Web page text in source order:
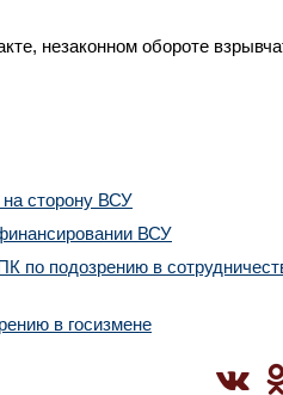
незаконном обороте
сторону ВСУ
ВСУ
по подозрению в
в госизмене